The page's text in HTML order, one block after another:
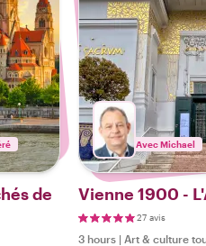
de
Avec Michael
Vienne 1900 -
27 avis
3 hours | Art & culture